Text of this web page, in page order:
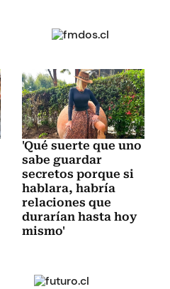
'Qué suerte que uno
sabe guardar
secretos porque si
hablara, habría
relaciones que
durarían hasta hoy
mismo'